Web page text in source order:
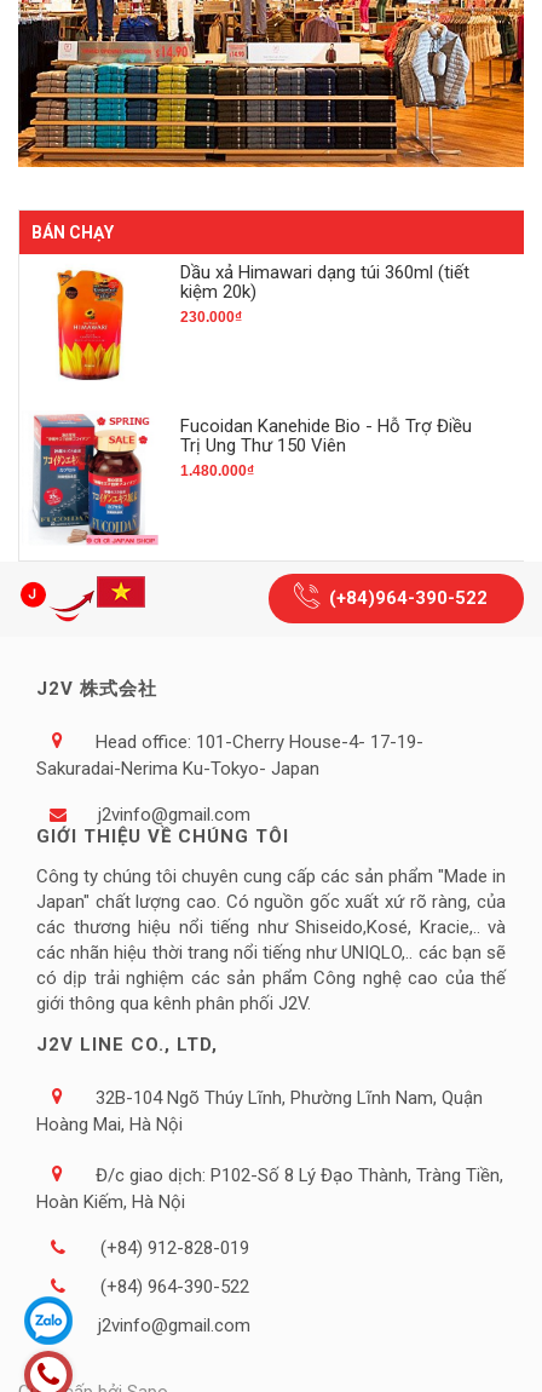
BÁN CHẠY
Dầu xả Himawari dạng túi 360ml (tiết
kiệm 20k)
230.000₫
Fucoidan Kanehide Bio - Hỗ Trợ Điều
Trị Ung Thư 150 Viên
1.480.000₫
(+84)964-390-522
J2V 株式会社
Head office: 101-Cherry House-4- 17-19-
Sakuradai-Nerima Ku-Tokyo- Japan
j2vinfo@gmail.com
GIỚI THIỆU VỀ CHÚNG TÔI
Công ty chúng tôi chuyên cung cấp các sản phẩm "Made in
Japan" chất lượng cao. Có nguồn gốc xuất xứ rõ ràng, của
các thương hiệu nổi tiếng như Shiseido,Kosé, Kracie,.. và
các nhãn hiệu thời trang nổi tiếng như UNIQLO,.. các bạn sẽ
có dịp trải nghiệm các sản phẩm Công nghệ cao của thế
giới thông qua kênh phân phối J2V.
J2V LINE CO., LTD,
32B-104 Ngõ Thúy Lĩnh, Phường Lĩnh Nam, Quận
Hoàng Mai, Hà Nội
Đ/c giao dịch: P102-Số 8 Lý Đạo Thành, Tràng Tiền,
Hoàn Kiếm, Hà Nội
(+84) 912-828-019
(+84) 964-390-522
j2vinfo@gmail.com